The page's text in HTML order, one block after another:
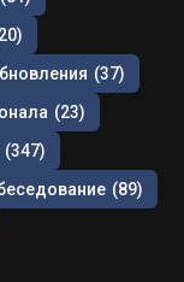
(37)
(23)
(347)
(89)